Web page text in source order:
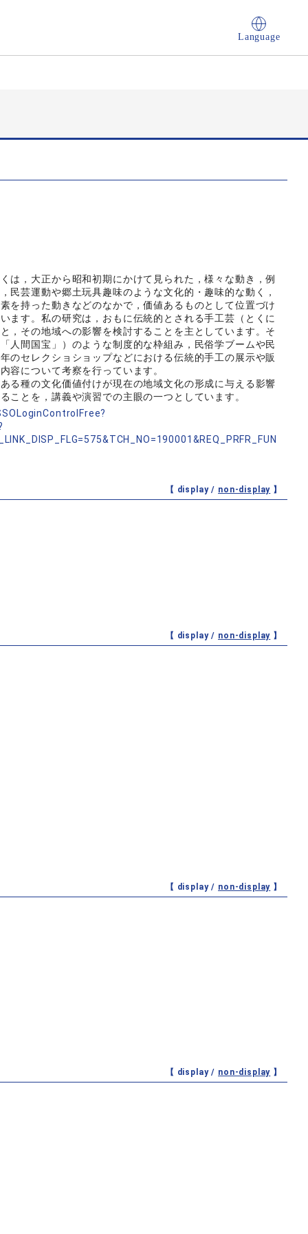
Language
，大正から昭和初期にかけて見られた，様々な動き，例
民芸運動や郷土玩具趣味のような文化的・趣味的な動く，
を持った動きなどのなかで，価値あるものとして位置づけ
ます。私の研究は，おもに伝統的とされる手工芸（とくに
，その地域への影響を検討することを主としています。そ
人間国宝」）のような制度的な枠組み，民俗学ブームや民
のセレクショショップなどにおける伝統的手工の展示や販
容について考察を行っています。
る種の文化価値付けが現在の地域文化の形成に与える影響
ことを，講義や演習での主眼の一つとしています。
【 display / non-display 】
【 display / non-display 】
【 display / non-display 】
【 display / non-display 】